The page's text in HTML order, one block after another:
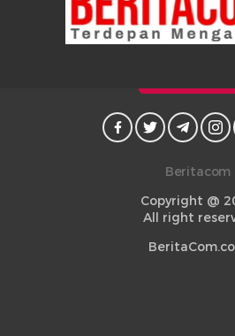
Beritacom
Copyright @
All right